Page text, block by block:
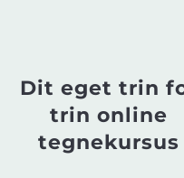
Dit eget trin
trin online
tegnekursus